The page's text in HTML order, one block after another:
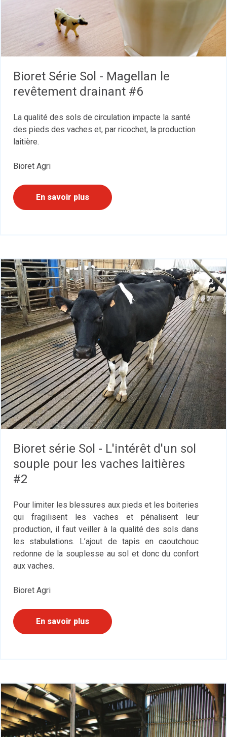
Bioret Série Sol - Magellan le
revêtement drainant #6
La qualité des sols de circulation impacte la santé
des pieds des vaches et, par ricochet, la production
laitière.
Bioret Agri
En savoir plus
Bioret série Sol - L'intérêt d'un sol
souple pour les vaches laitières
#2
Pour limiter les blessures aux pieds et les boiteries
qui fragilisent les vaches et pénalisent leur
production, il faut veiller à la qualité des sols dans
les stabulations. L’ajout de tapis en caoutchouc
redonne de la souplesse au sol et donc du confort
aux vaches.
Bioret Agri
En savoir plus